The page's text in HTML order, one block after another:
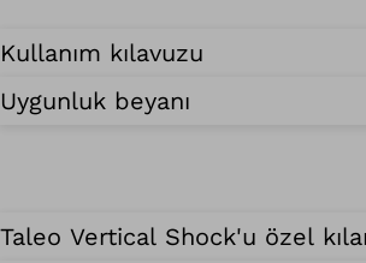
Kullanım kılavuzu
Uygunluk beyanı
Taleo Vertical Shock'u özel